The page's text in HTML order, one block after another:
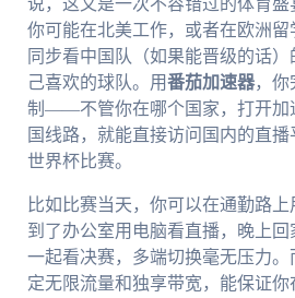
说，这又是一次不容错过的体育盛
你可能在北美工作，或者在欧洲
同步看中国队（如果能晋级的话
己喜欢的球队。用番茄加速器，你
制——不管你在哪个国家，打开加
国线路，就能直接访问国内的直
世界杯比赛。
比如比赛当天，你可以在通勤路上
到了办公室用电脑看直播，晚上
一起看决赛，多端切换毫无压力。
定无限流量和独享带宽，能保证